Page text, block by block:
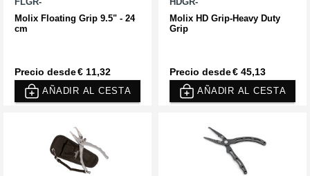
FLGR-
Molix Floating Grip 9.5" - 24
cm
Precio desde€ 11,32
AÑADIR AL CESTA
HDGR-
Molix HD Grip-Heavy Duty
Grip
Precio desde€ 45,13
AÑADIR AL CESTA